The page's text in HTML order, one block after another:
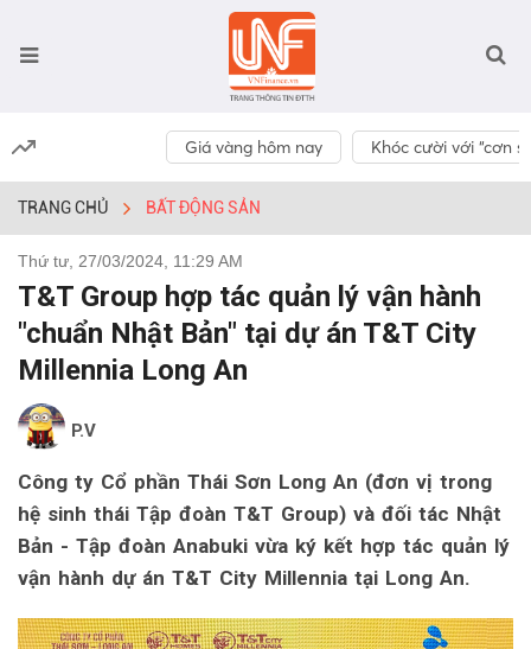
Giá vàng hôm nay Khóc cười với “cơn
TRANG CHỦ BẤT ĐỘNG SẢN
Thứ tư, 27/03/2024, 11:29 AM
T&T Group hợp tác quản lý vận hành
"chuẩn Nhật Bản" tại dự án T&T City
Millennia Long An
P.V
Công ty Cổ phần Thái Sơn Long An (đơn vị trong
hệ sinh thái Tập đoàn T&T Group) và đối tác Nhật
Bản - Tập đoàn Anabuki vừa ký kết hợp tác quản lý
vận hành dự án T&T City Millennia tại Long An.